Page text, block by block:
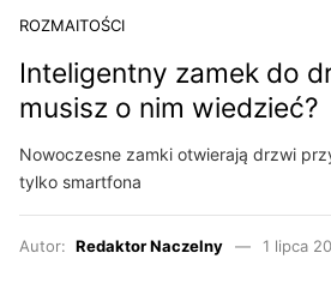
ROZMAITOŚCI
Inteligentny zamek do
musisz o nim wiedzieć?
Nowoczesne zamki otwierają drzwi
tylko smartfona
Autor: Redaktor Naczelny 1 lipca